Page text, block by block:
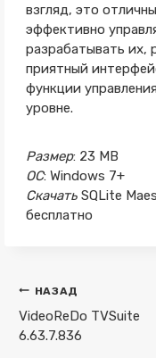
взгляд, это
эффективно
разрабатывать их,
приятный
функции
уровне.
Размер: 23 MB
ОС: Windows 7+
Скачать SQLite
бесплатно
Навигация
по
записям
НАЗАД
VideoReDo TVSuite
6.63.7.836